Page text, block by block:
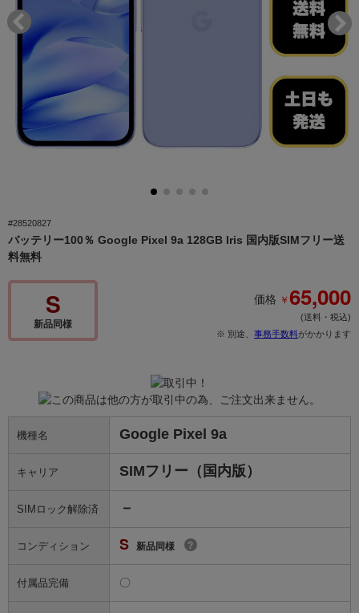
#28520827
バッテリー100％ Google Pixel 9a 128GB Iris 国内版SIMフリー送
料無料
S
新品同様
価格 ￥ 65,000
(送料・税込)
※ 別途、 事務手数料がかかります
機種名 Google Pixel 9a
キャリア SIMフリー（国内版）
SIMロック解除済 －
コンディション S 新品同様 ?
付属品完備 〇